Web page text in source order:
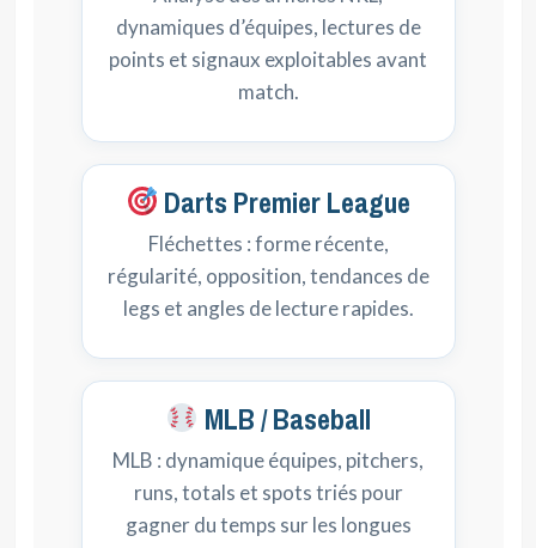
dynamiques d’équipes, lectures de
points et signaux exploitables avant
match.
Darts Premier League
Fléchettes : forme récente,
régularité, opposition, tendances de
legs et angles de lecture rapides.
MLB / Baseball
MLB : dynamique équipes, pitchers,
runs, totals et spots triés pour
gagner du temps sur les longues